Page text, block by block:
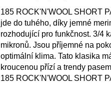
185 ROCK'N'WOOL SHORT
jde do tuhého, díky jemné
rozhodující pro funkčnost. 3/4
mikronů. Jsou příjemné na
optimální klima. Tato klasika
kroucenou přízí a trendy
185 ROCK'N'WOOL SHORT